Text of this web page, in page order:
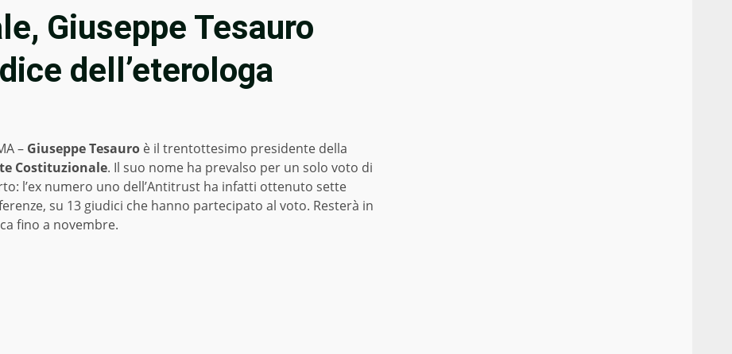
Giuseppe Tesauro
dell’eterologa
– Giuseppe Tesauro è il trentottesimo presidente della
Costituzionale. Il suo nome ha prevalso per un solo voto di
l’ex numero uno dell’Antitrust ha infatti ottenuto sette
su 13 giudici che hanno partecipato al voto. Resterà in
fino a novembre.